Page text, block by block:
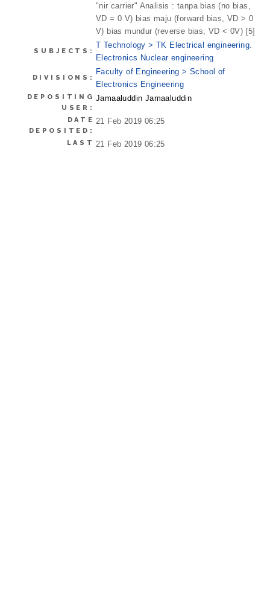
"nir carrier" Analisis : tanpa bias (no bias,
VD = 0 V) bias maju (forward bias, VD > 0
V) bias mundur (reverse bias, VD < 0V) [5]
SUBJECTS:
T Technology > TK Electrical engineering.
Electronics Nuclear engineering
DIVISIONS:
Faculty of Engineering > School of
Electronics Engineering
DEPOSITING
USER:
Jamaaluddin Jamaaluddin
DATE
DEPOSITED:
21 Feb 2019 06:25
LAST
21 Feb 2019 06:25